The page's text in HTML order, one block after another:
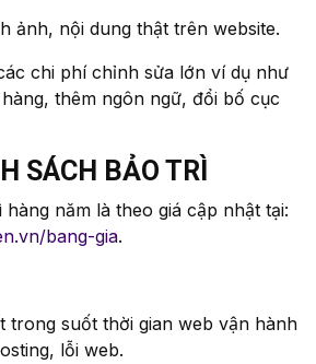
ảnh, nội dung thật trên website.
chi phí chỉnh sửa lớn ví dụ như
thêm ngôn ngữ, đổi bố cục
SÁCH BẢO TRÌ
năm là theo giá cập nhật tại:
bang-gia.
trong suốt thời gian web vận hành
lỗi web.